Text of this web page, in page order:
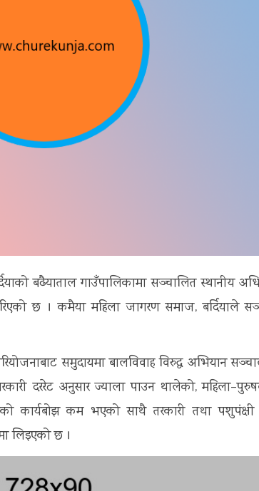
बढैयाताल गाउँपालिकामा सञ्चालित स्थानीय
छ । कमैया महिला जागरण समाज, बर्दियाले
समुदायमा बालविवाह विरुद्ध अभियान
दररेट अनुसार ज्याला पाउन थालेको,
कार्यबोझ कम भएको साथै तरकारी तथा पशुपंक्षी
लिइएको छ ।